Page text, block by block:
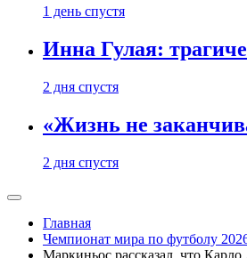
1 день спустя
Инна Гулая:
2 дня спустя
«Жизнь не
2 дня спустя
Главная
Чемпионат мира по футболу
Маркиньос рассказал, что